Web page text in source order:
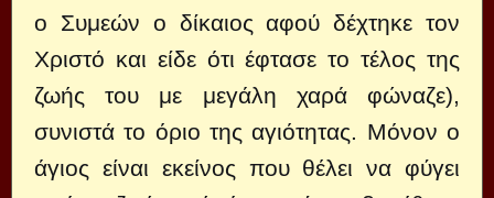
ο Συμεών ο δίκαιος αφού δέχτηκε τον
Χριστό και είδε ότι έφτασε το τέλος της
ζωής του με μεγάλη χαρά φώναζε),
συνιστά το όριο της αγιότητας. Μόνον ο
άγιος είναι εκείνος που θέλει να φύγει